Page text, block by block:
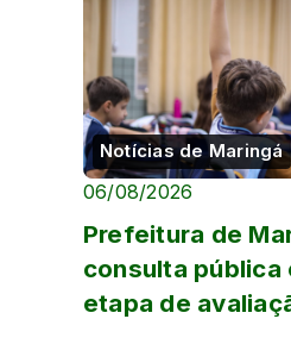
Notícias de Maringá
06/08/2026
Prefeitura de
consulta pública
etapa de